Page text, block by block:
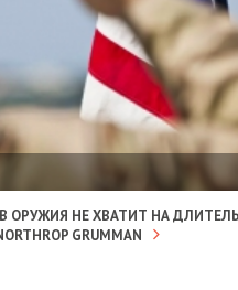
ОРУЖИЯ НЕ ХВАТИТ НА
GRUMMAN